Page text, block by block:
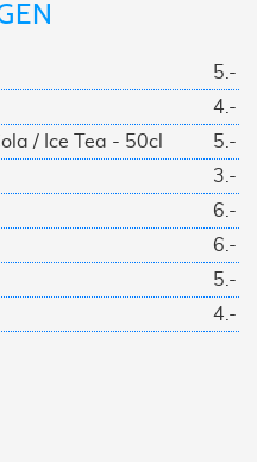
5.-
4.-
/ Ice Tea - 50cl
5.-
3.-
6.-
6.-
5.-
4.-